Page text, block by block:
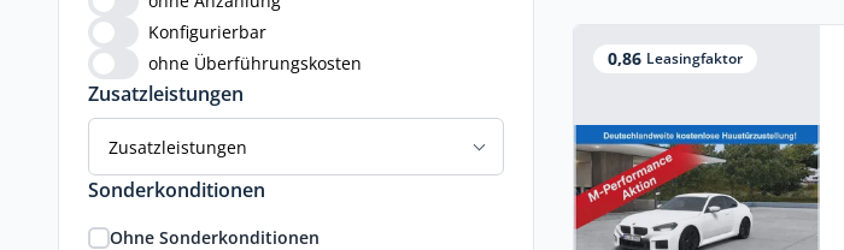
Konfigurierbar
ohne Überführungskosten
Zusatzleistungen
Zusatzleistungen
Sonderkonditionen
Ohne Sonderkonditionen
0,86 Leasingfaktor